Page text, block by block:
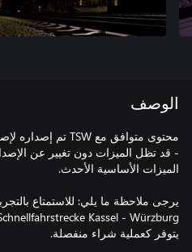
الوصف
- قد تظل الميزات دون تغيير عن
يرجى ملاحظة ما يلي: للاستمتاع